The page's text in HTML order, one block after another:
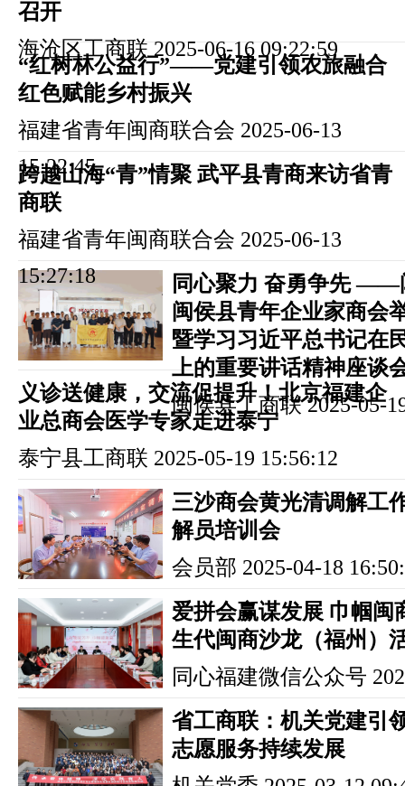
召开
海沧区工商联 2025-06-16 09:22:59
“红树林公益行”——党建引领农旅融合
红色赋能乡村振兴
福建省青年闽商联合会 2025-06-13
15:22:45
跨越山海“青”情聚 武平县青商来访省青
商联
福建省青年闽商联合会 2025-06-13
15:27:18
同心聚力 奋勇争先 ——
闽侯县青年企业家商会
暨学习习近平总书记在
上的重要讲话精神座谈
闽侯县工商联 2025-05-
义诊送健康，交流促提升！北京福建企
业总商会医学专家走进泰宁
泰宁县工商联 2025-05-19 15:56:12
三沙商会黄光清调解工
解员培训会
会员部 2025-04-18
爱拼会赢谋发展 巾帼
生代闽商沙龙（福州）
同心福建微信公众号
省工商联：机关党建引
志愿服务持续发展